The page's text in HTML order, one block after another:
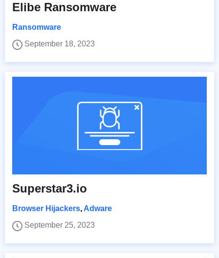
Elibe Ransomware
Ransomware
September 18, 2023
Superstar3.io
Browser Hijackers, Adware
September 25, 2023